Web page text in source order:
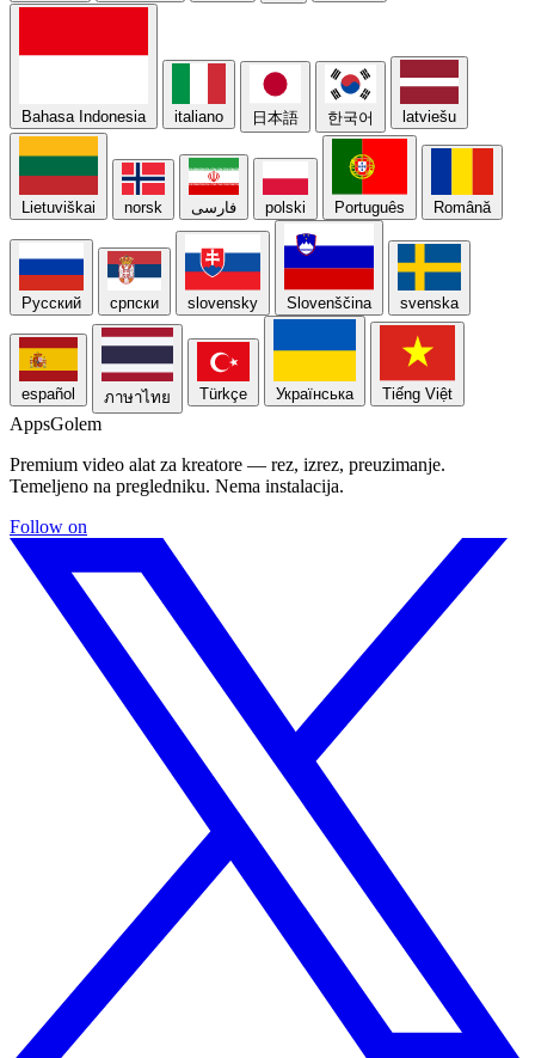
Bahasa Indonesia italiano 日本語 한국어 latviešu
Lietuviškai norsk فارسی polski Português Română
Русский српски slovensky Slovenščina svenska
español ภาษาไทย Türkçe Українська Tiếng Việt
AppsGolem
Premium video alat za kreatore — rez, izrez, preuzimanje.
Temeljeno na pregledniku. Nema instalacija.
Follow on